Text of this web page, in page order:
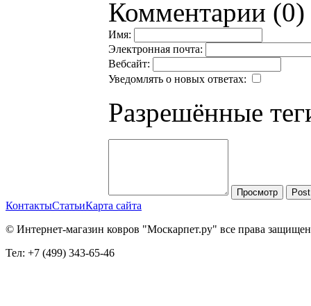
Комментарии (0)
Имя:
Электронная почта:
Вебсайт:
Уведомлять о новых ответах:
Разрешённые
Просмотр Post
КонтактыСтатьиКарта сайта
© Интернет-магазин ковров "Москарпет.ру" все права
Тел: +7 (499) 343-65-46